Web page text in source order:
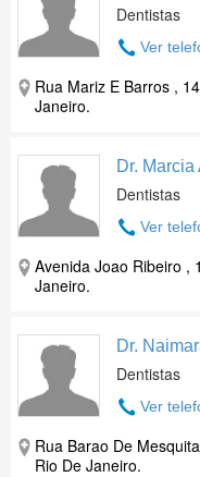
Dentistas
Ver
Rua Mariz E Barros ,
Janeiro.
Dr. Marcia
Dentistas
Ver
Avenida Joao Ribeiro ,
Janeiro.
Dr.
Dentistas
Ver
Rua Barao De
Rio De Janeiro.